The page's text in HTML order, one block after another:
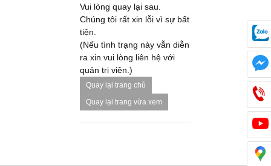
Vui lòng quay lại sau.
Chúng tôi rất xin lỗi vì sự bất
tiện.
(Nếu tình trạng này vẫn diễn
ra xin vui lòng liên hệ với
quản trị viên.)
Quay lại trang chủ
Quay lại trang vừa xem